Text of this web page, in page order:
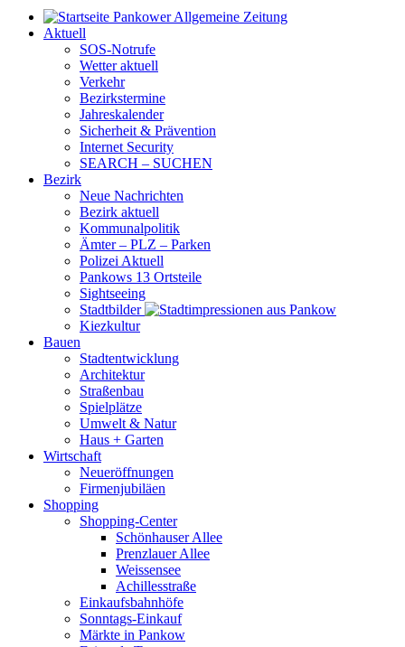
Aktuell
SOS-Notrufe
Wetter aktuell
Verkehr
Bezirkstermine
Jahreskalender
Sicherheit & Prävention
Internet Security
SEARCH – SUCHEN
Bezirk
Neue Nachrichten
Bezirk aktuell
Kommunalpolitik
Ämter – PLZ – Parken
Polizei Aktuell
Pankows 13 Ortsteile
Sightseeing
Stadtbilder
Kiezkultur
Bauen
Stadtentwicklung
Architektur
Straßenbau
Spielplätze
Umwelt & Natur
Haus + Garten
Wirtschaft
Neueröffnungen
Firmenjubiläen
Shopping
Shopping-Center
Schönhauser Allee
Prenzlauer Allee
Weissensee
Achillesstraße
Einkaufsbahnhöfe
Sonntags-Einkauf
Märkte in Pankow